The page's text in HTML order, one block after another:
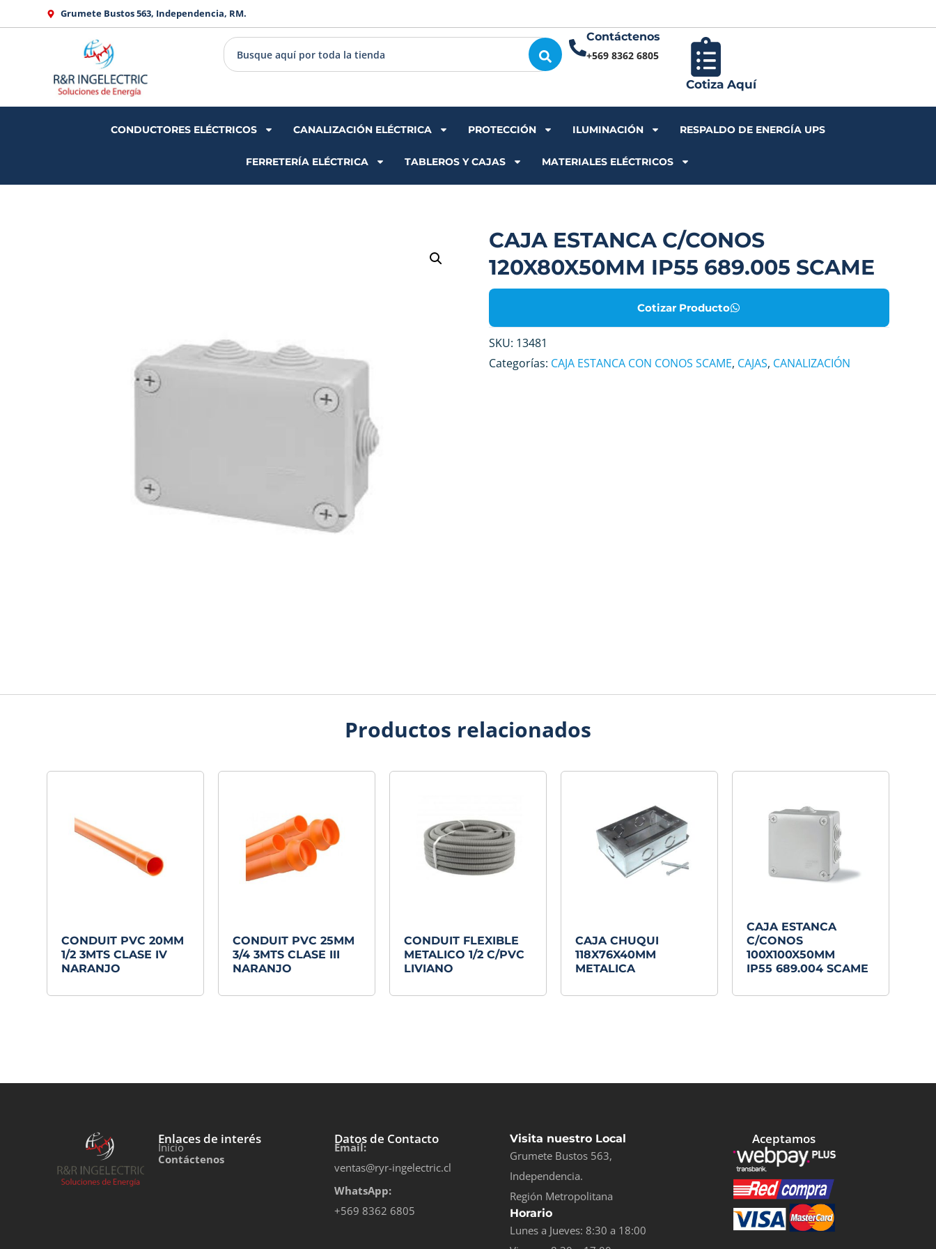
al
Grumete Bustos 563, Independencia, RM.
Contáctenos
+569 8362 6805
Cotiza Aquí
CONDUCTORES ELÉCTRICOS CANALIZACIÓN ELÉCTRICA PROTECCIÓN ILUMINACIÓN RESPALDO DE ENERGÍA UPS
FERRETERÍA ELÉCTRICA TABLEROS Y CAJAS MATERIALES ELÉCTRICOS
CAJA ESTANCA C/CONOS
120X80X50MM IP55 689.005 SCAME
Cotizar Producto
SKU: 13481
Categorías: CAJA ESTANCA CON CONOS SCAME, CAJAS, CANALIZACIÓN
Productos relacionados
CONDUIT PVC 20MM
1/2 3MTS CLASE IV
NARANJO
CONDUIT PVC 25MM
3/4 3MTS CLASE III
NARANJO
CONDUIT FLEXIBLE
METALICO 1/2 C/PVC
LIVIANO
CAJA CHUQUI
118X76X40MM
METALICA
CAJA ESTANCA
C/CONOS
100X100X50MM
IP55 689.004 SCAME
Enlaces de interés
Inicio
Contáctenos
Datos de Contacto
Email:
ventas@ryr-ingelectric.cl
WhatsApp:
+569 8362 6805
Visita nuestro Local
Grumete Bustos 563,
Independencia.
Región Metropolitana
Horario
Lunes a Jueves: 8:30 a 18:00
Aceptamos